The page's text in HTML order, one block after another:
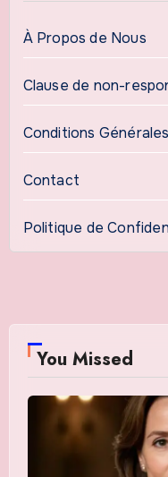
À Propos de Nous
Clause de non-
Conditions
Contact
Politique de
You Missed